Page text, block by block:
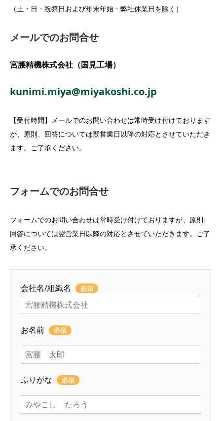
（土・日・祝祭日および年末年始・弊社休業日を除く）
メールでのお問合せ
宮腰精機株式会社（国見工場）
kunimi.miya@miyakoshi.co.jp
【受付時間】メールでのお問い合わせは常時受け付けております
が、原則、回答については翌営業日以降の対応とさせていただき
ます。ご了承ください。
フォームでのお問合せ
フォームでのお問い合わせは常時受け付けておりますが、原則、
回答については翌営業日以降の対応とさせていただきます。ご了
承ください。
会社名/組織名 必須
お名前 必須
ふりがな 必須